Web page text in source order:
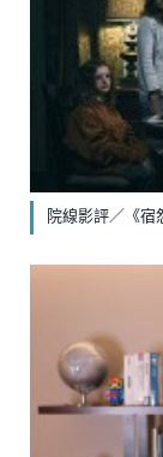
院線影評／《宿